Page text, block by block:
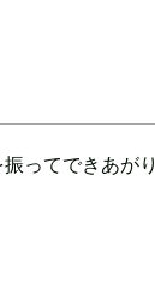
ってできあがり